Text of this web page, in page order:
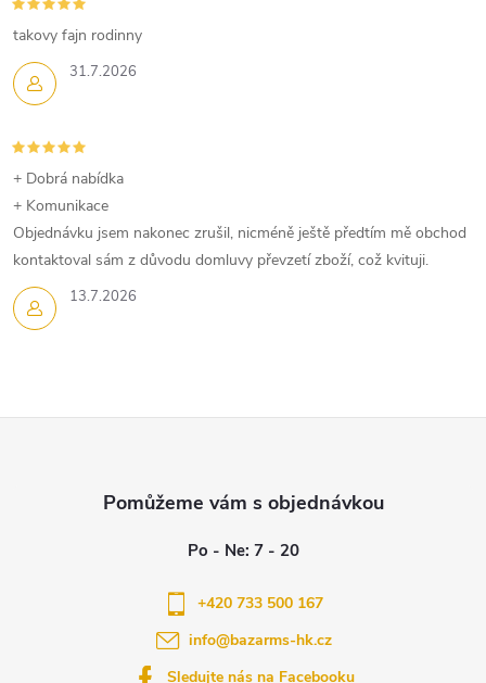
v
k
y
v
ý
p
i
s
31.7.2026
takovy fajn rodinny
13.7.2026
+ Dobrá nabídka
+ Komunikace
Objednávku jsem nakonec zrušil, nicméně ještě předtím mě obchod
kontaktoval sám z důvodu domluvy převzetí zboží, což kvituji.
info@bazarms-hk.cz
+420 733 500 167
Sledujte nás na Facebooku